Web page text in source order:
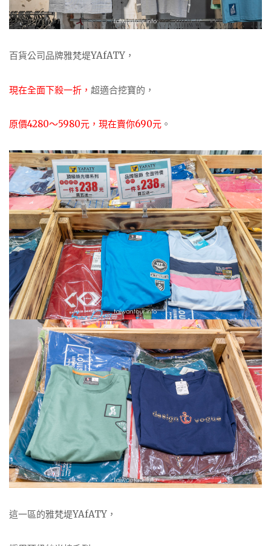
百貨公司品牌雅梵堤YAfATY，
現在全面下殺一折， 超適合挖寶的，
原價4280～5980元，現在賣你690元 。
這一區的雅梵堤YAfATY，